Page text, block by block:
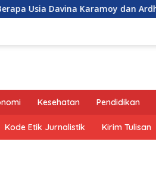
Karamoy dan Ardhito Pramono?
Kesehatan Pendidikan
Kode Etik Jurnalistik Kirim Tulisan